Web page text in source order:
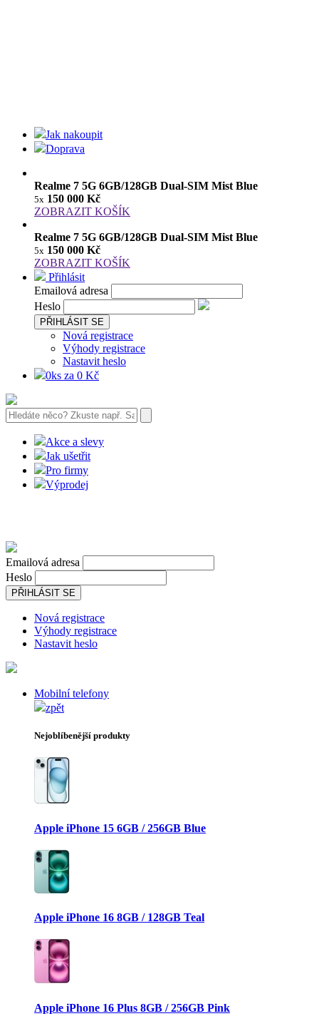
Jak nakoupit
Doprava
Realme 7 5G 6GB/128GB Dual-SIM Mist Blue
5x 150 000 Kč
ZOBRAZIT KOŠÍK
Realme 7 5G 6GB/128GB Dual-SIM Mist Blue
5x 150 000 Kč
ZOBRAZIT KOŠÍK
Přihlásit
Emailová adresa
Heslo
PŘIHLÁSIT SE
Nová registrace
Výhody registrace
Nastavit heslo
0ks za 0 Kč
Akce a slevy
Jak ušetřit
Pro firmy
Výprodej
Emailová adresa
Heslo
PŘIHLÁSIT SE
Nová registrace
Výhody registrace
Nastavit heslo
Mobilní telefony
zpět
Nejoblíbenější produkty
Apple iPhone 15 6GB / 256GB Blue
Apple iPhone 16 8GB / 128GB Teal
Apple iPhone 16 Plus 8GB / 256GB Pink